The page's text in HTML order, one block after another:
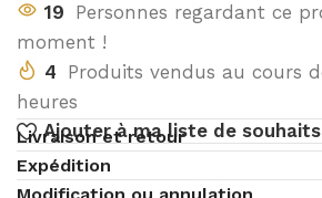
19 Personnes regardant ce
moment !
4 Produits vendus au cours
heures
Ajouter à ma liste de souhaits
Livraison et retour
Expédition